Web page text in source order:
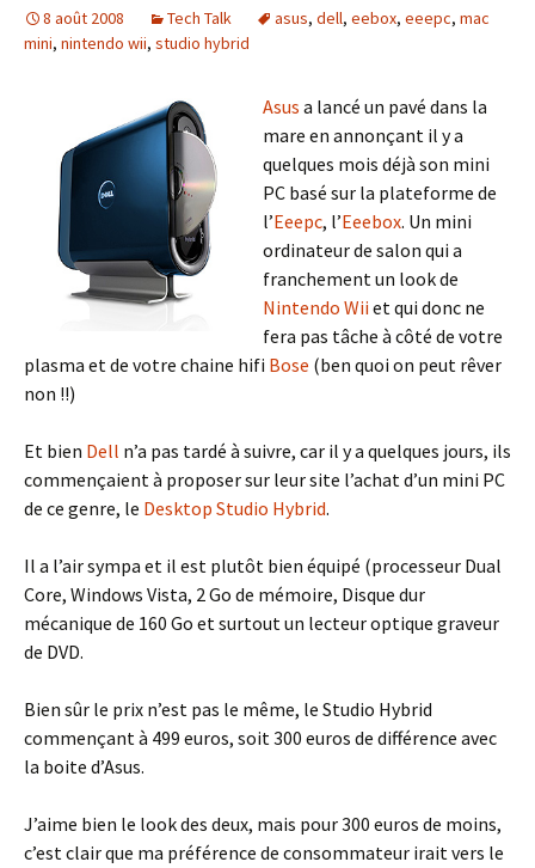
8 août 2008 Tech Talk asus, dell, eebox, eeepc, mac
mini, nintendo wii, studio hybrid
Asus a lancé un pavé dans la
mare en annonçant il y a
quelques mois déjà son mini
PC basé sur la plateforme de
l’Eeepc, l’Eeebox. Un mini
ordinateur de salon qui a
franchement un look de
Nintendo Wiiet qui donc ne
fera pas tâche à côté de votre
plasma et de votre chaine hifi Bose (ben quoi on peut rêver
non !!)
Et bien Dell n’a pas tardé à suivre, car il y a quelques jours, ils
commençaient à proposer sur leur site l’achat d’un mini PC
de ce genre, le Desktop Studio Hybrid.
Il a l’air sympa et il est plutôt bien équipé (processeur Dual
Core, Windows Vista, 2 Go de mémoire, Disque dur
mécanique de 160 Go et surtout un lecteur optique graveur
de DVD.
Bien sûr le prix n’est pas le même, le Studio Hybrid
commençant à 499 euros, soit 300 euros de différence avec
la boite d’Asus.
J’aime bien le look des deux, mais pour 300 euros de moins,
c’est clair que ma préférence de consommateur irait vers le